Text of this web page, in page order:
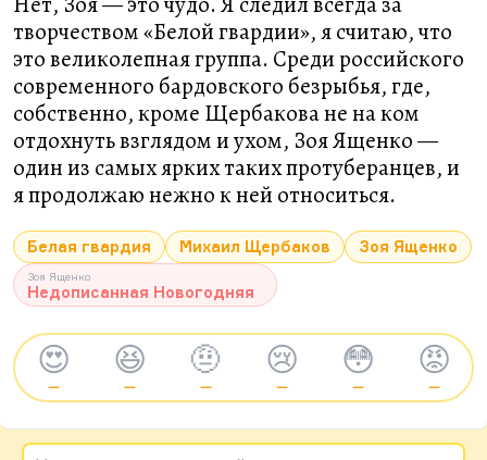
творчеством «Белой гвардии», я считаю, что
это великолепная группа. Среди российского
современного бардовского безрыбья, где,
собственно, кроме Щербакова не на ком
отдохнуть взглядом и ухом, Зоя Ященко —
один из самых ярких таких протуберанцев, и
я продолжаю нежно к ней относиться.
Белая гвардия Михаил Щербаков Зоя Ященко
Зоя Ященко
Недописанная Новогодняя
😍
—
😆
—
🤨
—
😢
—
😳
—
😡
—